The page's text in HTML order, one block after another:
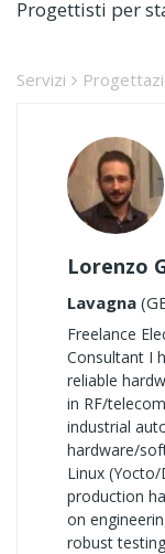
Progettisti per
Servizi
Lorenzo
Lavagna
Freelance
Consultant I
reliable
in RF/
industrial
hardware/
Linux
production
on
robust